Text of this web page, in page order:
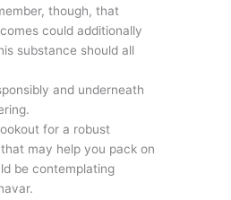
though, that
could additionally
substance should all
and underneath
for a robust
may help you pack on
be contemplating